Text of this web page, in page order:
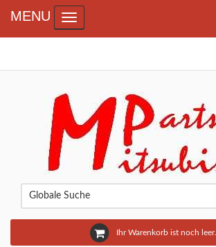
Ihr Warenkorb ist noch leer.
MENU Toggle navigation